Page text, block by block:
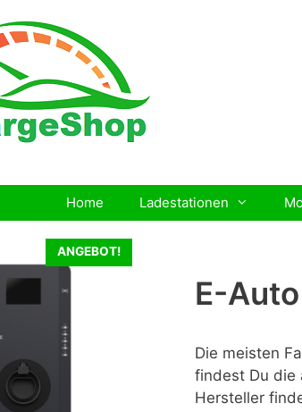
Home Ladestationen
E-
Die meisten
findest Du die
Hersteller
ANGEBOT!